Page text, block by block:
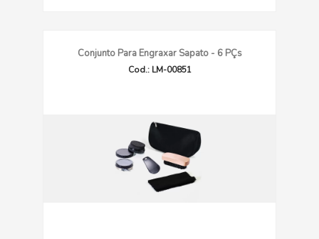
Conjunto Para Engraxar Sapato - 6 PÇs
Cod.: LM-00851